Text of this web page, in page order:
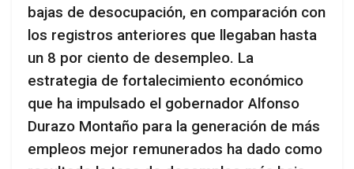
bajas de desocupación, en comparación con
los registros anteriores que llegaban hasta
un 8 por ciento de desempleo. La
estrategia de fortalecimiento económico
que ha impulsado el gobernador Alfonso
Durazo Montaño para la generación de más
empleos mejor remunerados ha dado como